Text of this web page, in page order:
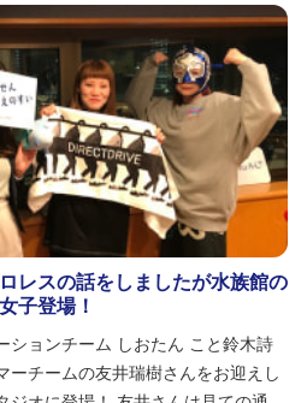
レスの話をしましたが水族館の
子登場！
ションチーム しおたん こと鈴木詩
ーチームの友井瑞樹さんをお迎えし